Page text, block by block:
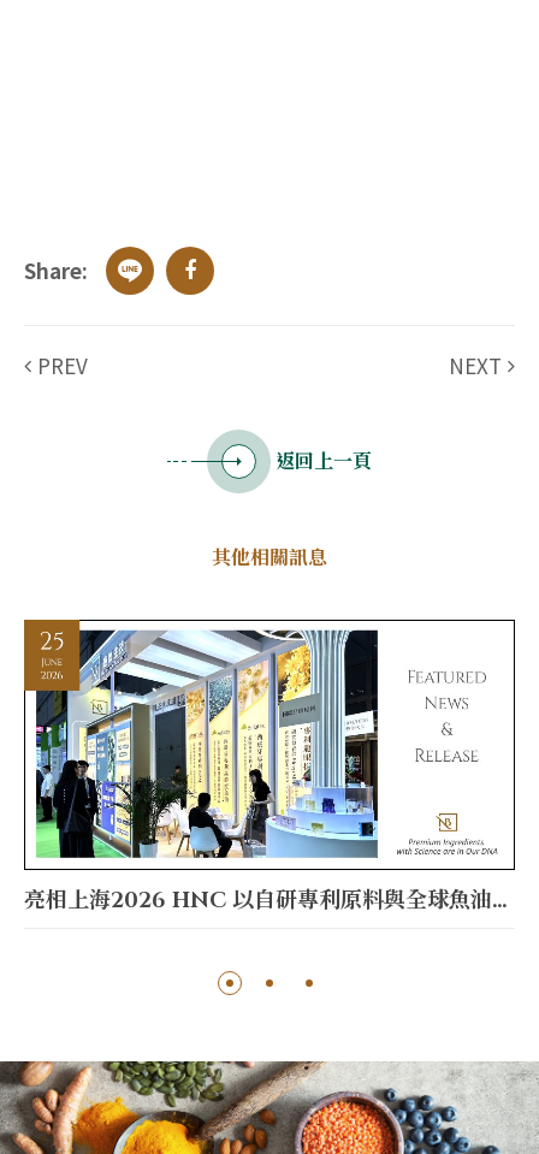
Share:
PREV NEXT
返回上一頁
其他相關訊息
亮相上海2026 HNC 以自研專利原料與全球魚油巨頭聯手引領市場新趨勢
1 2 3